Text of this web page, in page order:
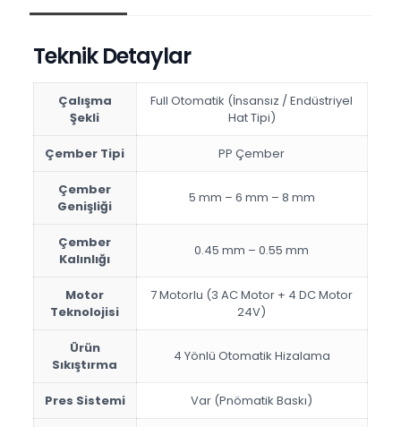
Teknik Detaylar
Çalışma
Şekli
Full Otomatik (İnsansız / Endüstriyel
Hat Tipi)
Çember Tipi PP Çember
Çember
Genişliği
5 mm – 6 mm – 8 mm
Çember
Kalınlığı
0.45 mm – 0.55 mm
Motor
Teknolojisi
7 Motorlu (3 AC Motor + 4 DC Motor
24V)
Ürün
Sıkıştırma
4 Yönlü Otomatik Hizalama
Pres Sistemi Var (Pnömatik Baskı)